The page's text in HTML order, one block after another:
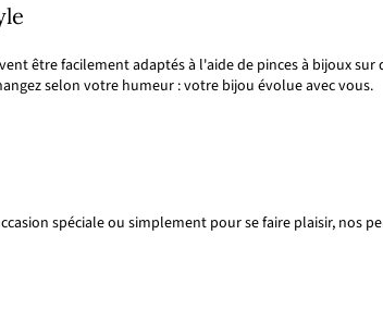
être facilement adaptés à l'aide de pinces à bijoux sur
selon votre humeur : votre bijou évolue avec vous.
spéciale ou simplement pour se faire plaisir, nos